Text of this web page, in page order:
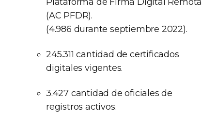
(AC PFDR).
(4.986 durante septiembre 2022).
245.311 cantidad de certificados
digitales vigentes.
3.427 cantidad de oficiales de
registros activos.